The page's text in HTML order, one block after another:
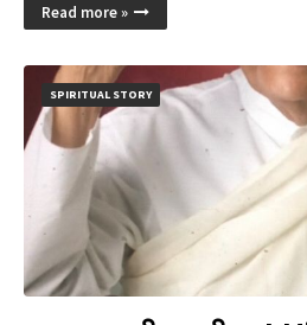
Read more »
SPIRITUAL STORY